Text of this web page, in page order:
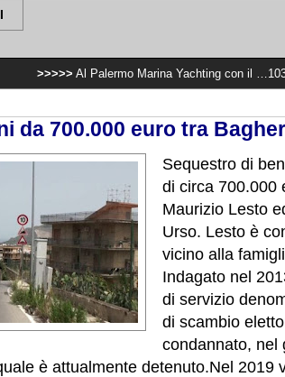
Al Palermo Marina Yachting con il …103 (il 104 e il
da 700.000 euro tra
Sequestro di
di circa 700.000
Maurizio Lesto
Urso. Lesto è
vicino alla
Indagato nel
di servizio
di scambio
condannato, nel
è attualmente detenuto.Nel 2019